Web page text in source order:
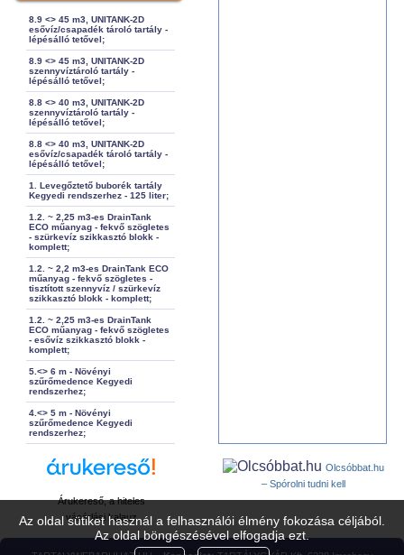
Az oldal sütiket használ a felhasználói élmény fokozása céljából.
Az oldal böngészésével elfogadja ezt.
8.9 <> 45 m3, UNITANK-2D
esővíz/csapadék tároló tartály -
lépésálló tetővel;
8.9 <> 45 m3, UNITANK-2D
szennyvíztároló tartály -
lépésálló tetővel;
8.8 <> 40 m3, UNITANK-2D
szennyvíztároló tartály -
lépésálló tetővel;
8.8 <> 40 m3, UNITANK-2D
esővíz/csapadék tároló tartály -
lépésálló tetővel;
1. Levegőztető buborék tartály
Kegyedi rendszerhez - 125 liter;
1.2. ~ 2,25 m3-es DrainTank
ECO műanyag - fekvő szögletes
- szürkevíz szikkasztó blokk -
komplett;
1.2. ~ 2,2 m3-es DrainTank ECO
műanyag - fekvő szögletes -
tisztított szennyvíz / szürkevíz
szikkasztó blokk - komplett;
1.2. ~ 2,25 m3-es DrainTank
ECO műanyag - fekvő szögletes
- esővíz szikkasztó blokk -
komplett;
5.<> 6 m - Növényi
szűrőmedence Kegyedi
rendszerhez;
4.<> 5 m - Növényi
szűrőmedence Kegyedi
rendszerhez;
Árukereső, a hiteles
vásárlási kalauz
Olcsóbbat.hu
– Spórolni tudni kell